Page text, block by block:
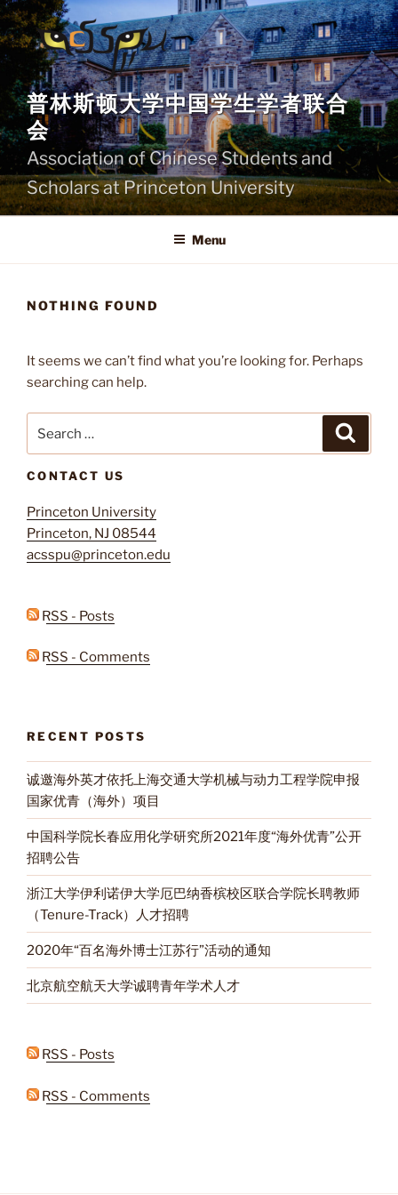
Skip
to
content
普林斯顿大学中国学生学者联合
会
Association of Chinese Students and
Scholars at Princeton University
Menu
NOTHING FOUND
It seems we can’t find what you’re looking for. Perhaps
searching can help.
CONTACT US
Princeton University
Princeton, NJ 08544
acsspu@princeton.edu
RSS - Posts
RSS - Comments
RECENT POSTS
诚邀海外英才依托上海交通大学机械与动力工程学院申报
国家优青（海外）项目
中国科学院长春应用化学研究所2021年度“海外优青”公开
招聘公告
浙江大学伊利诺伊大学厄巴纳香槟校区联合学院长聘教师
（Tenure-Track）人才招聘
2020年“百名海外博士江苏行”活动的通知
北京航空航天大学诚聘青年学术人才
RSS - Posts
RSS - Comments